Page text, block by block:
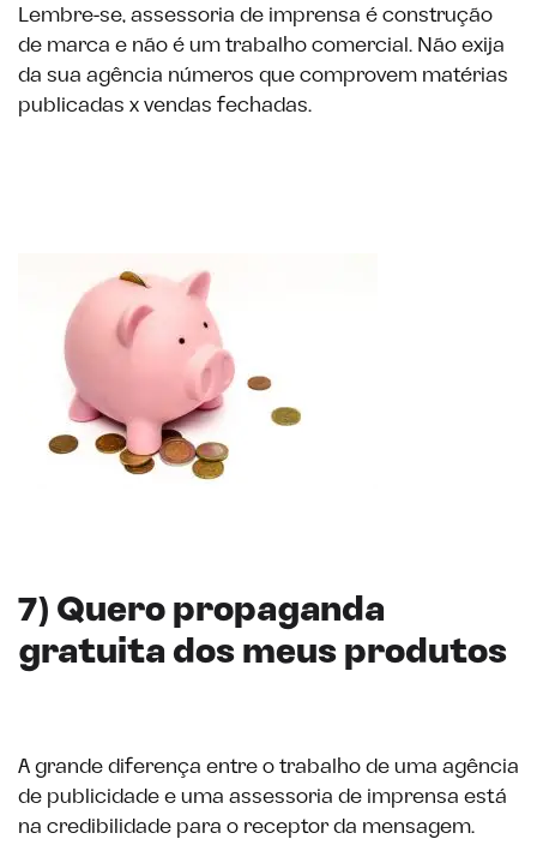
Lembre-se, assessoria de imprensa é construção
de marca e não é um trabalho comercial. Não exija
da sua agência números que comprovem matérias
publicadas x vendas fechadas.
7) Quero propaganda
gratuita dos meus produtos
A grande diferença entre o trabalho de uma agência
de publicidade e uma assessoria de imprensa está
na credibilidade para o receptor da mensagem.